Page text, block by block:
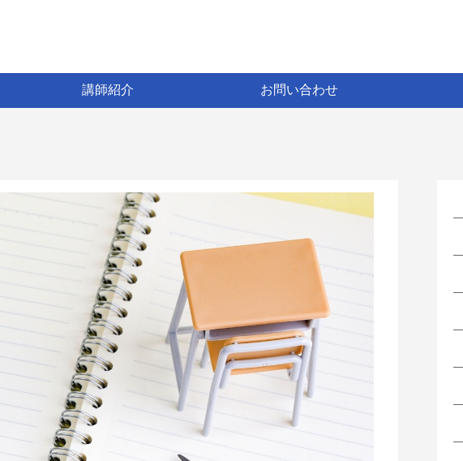
講師紹介 お問い合わせ